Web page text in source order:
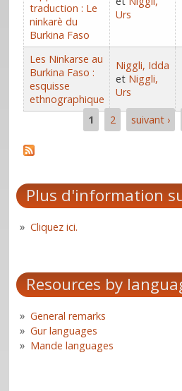
traduction : Le
ninkarè du
Burkina Faso
Urs
Les Ninkarse au
Burkina Faso :
esquisse
ethnographique
Niggli, Idda
et Niggli,
Urs
1 2 suivant ›
Plus d'information
Cliquez ici.
Resources by
General remarks
Gur languages
Mande languages